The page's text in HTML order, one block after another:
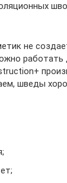
не
шведы